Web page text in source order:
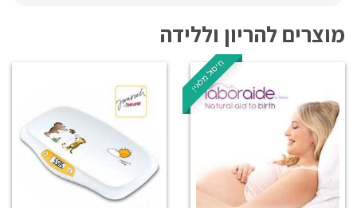
מוצרים להריון וללידה
חיסול מלאי!